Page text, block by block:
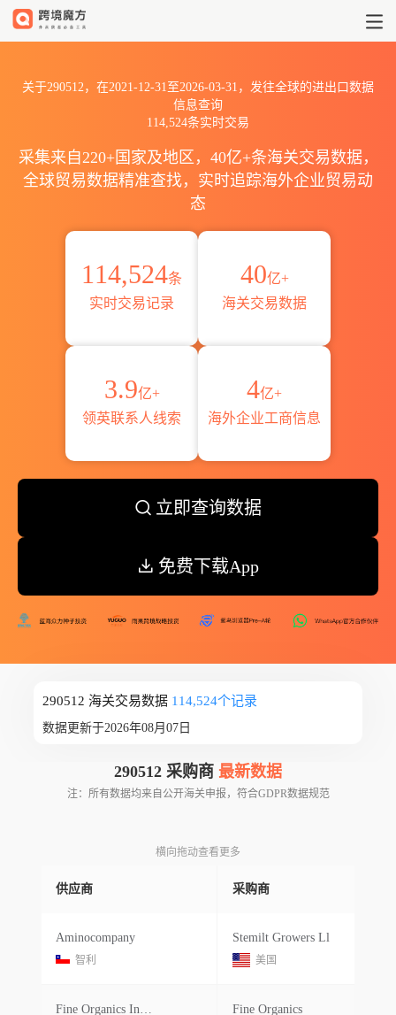
关于290512，在2021-12-31至2026-03-31，发往全球的进出口数据
信息查询
114,524条实时交易
采集来自220+国家及地区，40亿+条海关交易数据，
全球贸易数据精准查找，实时追踪海外企业贸易动
态
114,524条
实时交易记录
40亿+
海关交易数据
3.9亿+
领英联系人线索
4亿+
海外企业工商信息
立即查询数据
免费下载App
290512 海关交易数据 114,524个记录
数据更新于2026年08月07日
290512 采购商 最新数据
注：所有数据均来自公开海关申报，符合GDPR数据规范
横向拖动查看更多
供应商 采购商
Aminocompany
智利
Stemilt Growers Ll
美国
Fine Organics Industries Fine Organics